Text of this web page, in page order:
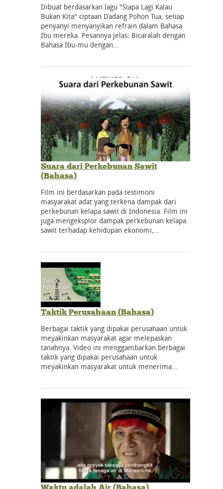
Dibuat berdasarkan lagu "Siapa Lagi Kalau
Bukan Kita" ciptaan Dadang Pohon Tua, setiap
penyanyi menyanyikan refrain dalam Bahasa
Ibu mereka. Pesannya jelas: Bicaralah dengan
Bahasa Ibu-mu dengan…
Suara dari Perkebunan Sawit
(Bahasa)
Film ini berdasarkan pada testimoni
masyarakat adat yang terkena dampak dari
perkebunan kelapa sawit di Indonesia. Film ini
juga mengeksplor dampak perkebunan kelapa
sawit terhadap kehidupan ekonomi,…
Taktik Perusahaan (Bahasa)
Berbagai taktik yang dipakai perusahaan untuk
meyakinkan masyarakat agar melepaskan
tanahnya. Video ini menggambarkan berbagai
taktik yang dipakai perusahaan untuk
meyakinkan masyarakat untuk menerima…